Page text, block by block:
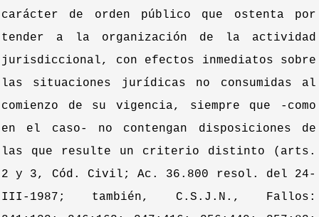
carácter de orden público que ostenta por
tender a la organización de la actividad
jurisdiccional, con efectos inmediatos sobre
las situaciones jurídicas no consumidas al
comienzo de su vigencia, siempre que -como
en el caso- no contengan disposiciones de
las que resulte un criterio distinto (arts.
2 y 3, Cód. Civil; Ac. 36.800 resol. del 24-
III-1987; también, C.S.J.N., Fallos: